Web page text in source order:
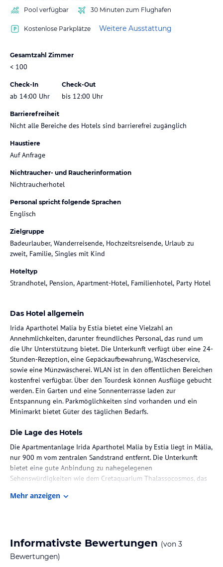
Pool verfügbar
30 Minuten zum Flughafen
Kostenlose Parkplätze Weitere Ausstattung
Gesamtzahl Zimmer
< 100
Check-In
ab 14:00 Uhr
Check-Out
bis 12:00 Uhr
Barrierefreiheit
Nicht alle Bereiche des Hotels sind barrierefrei zugänglich
Haustiere
Auf Anfrage
Nichtraucher- und Raucherinformation
Nichtraucherhotel
Personal spricht folgende Sprachen
Englisch
Zielgruppe
Badeurlauber, Wanderreisende, Hochzeitsreisende, Urlaub zu
zweit, Familie, Singles mit Kind
Hoteltyp
Strandhotel, Pension, Apartment-Hotel, Familienhotel, Party Hotel
Das Hotel allgemein
Irida Aparthotel Malia by Estia bietet eine Vielzahl an
Annehmlichkeiten, darunter freundliches Personal, das rund um
die Uhr Unterstützung bietet. Die Unterkunft verfügt über eine 24-
Stunden-Rezeption, eine Gepäckaufbewahrung, Wäscheservice,
sowie eine Münzwäscherei. WLAN ist in den öffentlichen Bereichen
kostenfrei verfügbar. Über den Tourdesk können Ausflüge gebucht
werden. Ein Garten und eine Sonnenterrasse laden zur
Entspannung ein. Parkmöglichkeiten sind vorhanden und ein
Minimarkt bietet Güter des täglichen Bedarfs.
Die Lage des Hotels
Die Apartmentanlage Irida Aparthotel Malia by Estia liegt in Mália,
nur 900 m vom zentralen Sandstrand entfernt. Die Unterkunft
bietet eine gute Anbindung zu nahegelegenen
Sehenswürdigkeiten wie dem Cretaquarium Thalassocosmos, das
welches sich 36 km entfernt befindet. Der nächstgelegene
Zimmer / Unterbringung im Hotel
Die Wohnungseinheiten sind modern ausgestattet und bieten
Mehr anzeigen
Informativste Bewertungen (von 3
Bewertungen)